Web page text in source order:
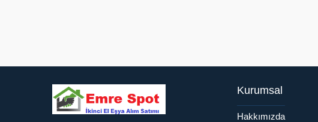
Kurumsal
Hakkımızda